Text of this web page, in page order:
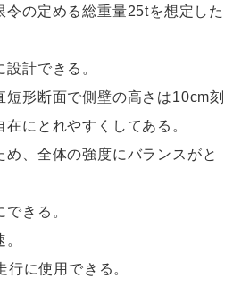
令の定める総重量25tを想定した
設計できる。
短形断面で側壁の高さは10cm刻
にとれやすくしてある。
め、全体の強度にバランスがと
できる。
行に使用できる。